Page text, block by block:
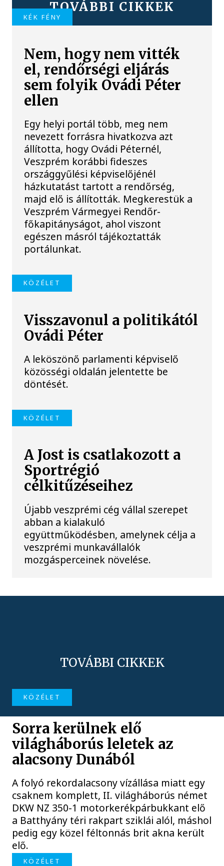
TOVÁBBI CIKKEK
KÉK FÉNY
Nem, hogy nem vitték
el, rendőrségi eljárás
sem folyik Ovádi Péter
ellen
Egy helyi portál több, meg nem
nevezett forrásra hivatkozva azt
állította, hogy Ovádi Péternél,
Veszprém korábbi fideszes
országgyűlési képviselőjénél
házkutatást tartott a rendőrség,
majd elő is állították. Megkerestük a
Veszprém Vármegyei Rendőr-
főkapitányságot, ahol viszont
egészen másról tájékoztatták
portálunkat.
KÖZÉLET
Visszavonul a politikától
Ovádi Péter
A leköszönő parlamenti képviselő
közösségi oldalán jelentette be
döntését.
KÖZÉLET
A Jost is csatlakozott a
Sportrégió
célkitűzéseihez
Újabb veszprémi cég vállal szerepet
abban a kialakuló
együttműködésben, amelynek célja a
veszprémi munkavállalók
mozgásperceinek növelése.
TOVÁBBI CIKKEK
KÖZÉLET
Sorra kerülnek elő
világháborús leletek az
alacsony Dunából
A folyó rekordalacsony vízállása miatt egy
csaknem komplett, II. világháborús német
DKW NZ 350-1 motorkerékpárbukkant elő
a Batthyány téri rakpart sziklái alól, máshol
pedig egy közel féltonnás brit akna került
elő.
KÖZÉLET